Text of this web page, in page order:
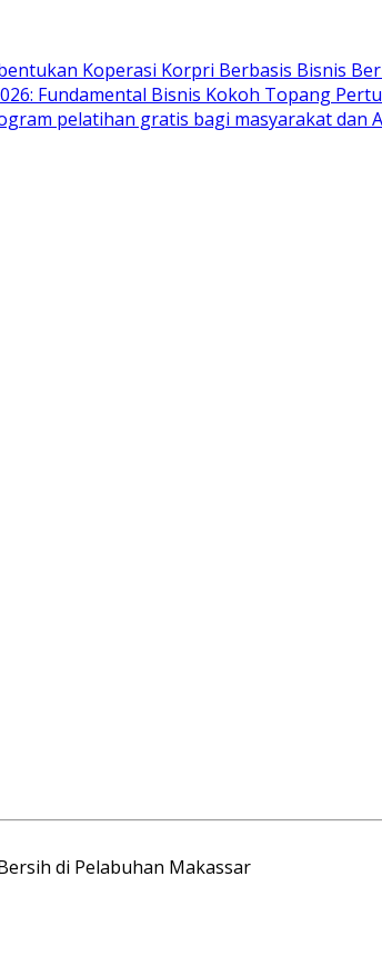
Koperasi Korpri Berbasis Bisnis
Fundamental Bisnis Kokoh Topang
pelatihan gratis bagi masyarakat dan
di Pelabuhan Makassar